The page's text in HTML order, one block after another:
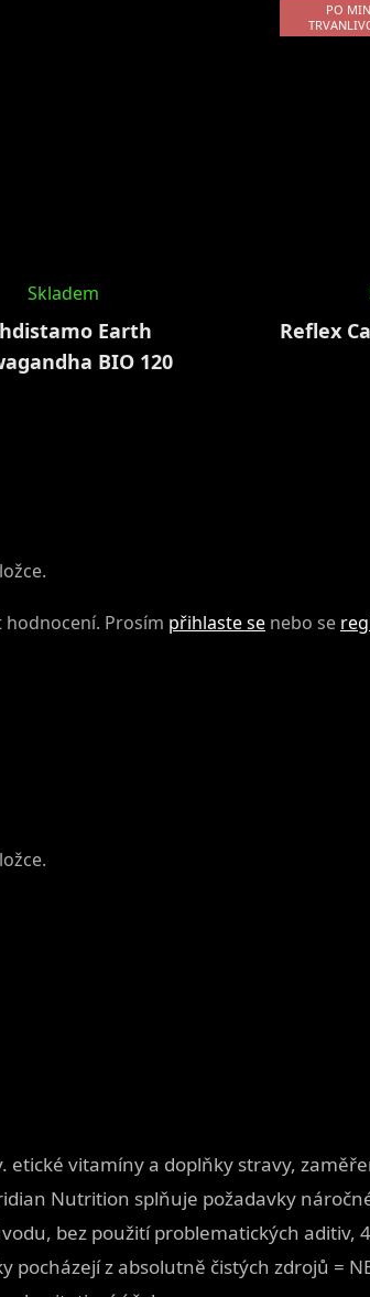
Earth
BIO 120
Skladem
PO
Reflex
Prosím přihlaste se nebo se
etické vitamíny a doplňky stravy,
Nutrition splňuje požadavky
bez použití problematických aditiv,
pocházejí z absolutně čistých zdrojů =